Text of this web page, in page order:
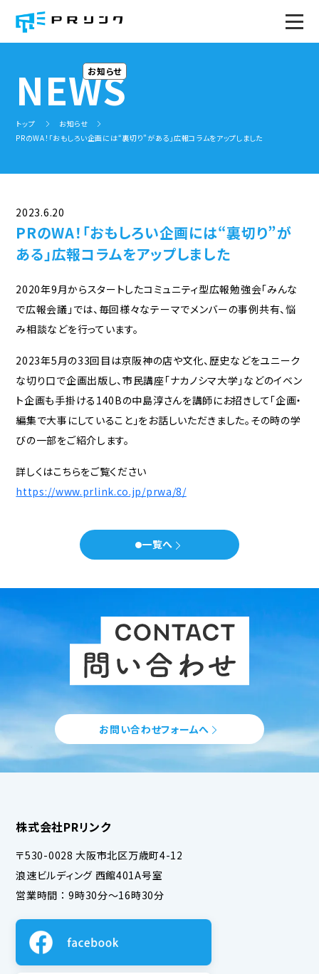
PRのWA！
サービス
みんなで広報会議(全国版)
社内報の企画、作成
PR事例
プロジェクト
地域広報コミュニティ
ミライ企業プロジェクト
地域事務局
会社概要
お知らせ
問い合わせ
× 閉じる
お知らせ
NEWS
トップ
お知らせ
PRのWA！「おもしろい企画には“裏切り”がある」広報コラムをアップしました
2023.6.20
PRのWA！「おもしろい企画には“裏切り”が
ある」広報コラムをアップしました
2020年9月からスタートしたコミュニティ型広報勉強会「みんな
で広報会議」では、毎回様々なテーマでメンバーの事例共有、悩
み相談などを行っています。
2023年5月の33回目は京阪神の店や文化、歴史などをユニーク
な切り口で企画出版し、市民講座「ナカノシマ大学」などのイベン
ト企画も手掛ける140Bの中島淳さんを講師にお招きして「企画・
編集で大事にしていること」をお話しいただきました。その時の学
びの一部をご紹介します。
詳しくはこちらをご覧ください
https://www.prlink.co.jp/prwa/8/
一覧へ
お問い合わせフォームへ
株式会社PRリンク
〒530-0028 大阪市北区万歳町4-12
浪速ビルディング 西館401A号室
営業時間 ： 9時30分～16時30分